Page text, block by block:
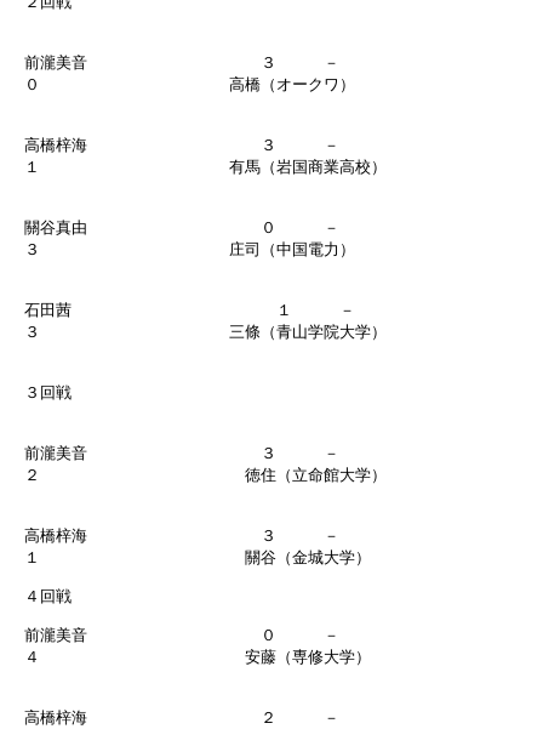
前瀧美音 ３ －
０ 高橋（オークワ）
高橋梓海 ３ －
１ 有馬（岩国商業高校）
關谷真由 ０ －
３ 庄司（中国電力）
石田茜 １ －
３ 三條（青山学院大学）
３回戦
前瀧美音 ３ －
２ 徳住（立命館大学）
高橋梓海 ３ －
１ 關谷（金城大学）
４回戦
前瀧美音 ０ －
４ 安藤（専修大学）
高橋梓海 ２ －